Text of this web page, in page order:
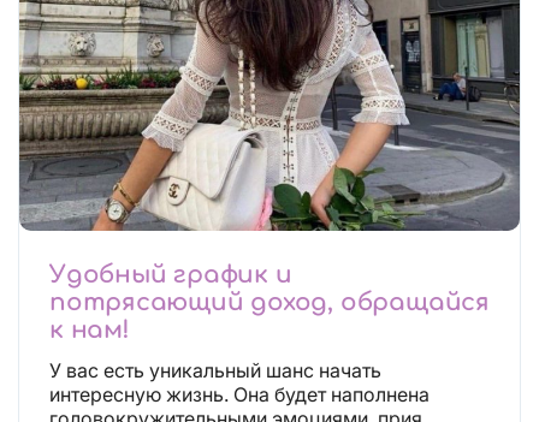
Удобный график и
потрясающий доход, обращайся
к нам!
У вас есть уникальный шанс начать
интересную жизнь. Она будет наполнена